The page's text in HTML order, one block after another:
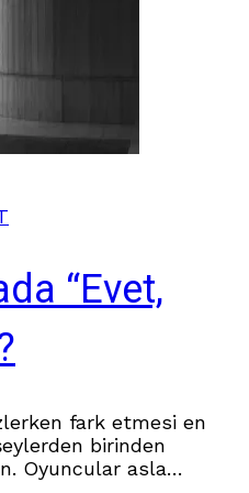
“Evet,
fark etmesi en
birinden
Oyuncular asla